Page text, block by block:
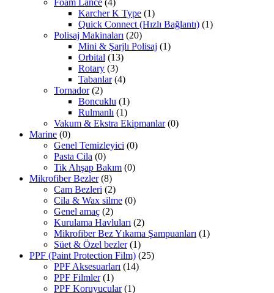
Karcher K Type (1)
Quick Connect (Hızlı Bağlantı) (1)
Polisaj Makinaları (20)
Mini & Şarjlı Polisaj (1)
Orbital (13)
Rotary (3)
Tabanlar (4)
Tornador (2)
Boncuklu (1)
Rulmanlı (1)
Vakum & Ekstra Ekipmanlar (0)
Marine (0)
Genel Temizleyici (0)
Pasta Cila (0)
Tik Ahşap Bakım (0)
Mikrofiber Bezler (8)
Cam Bezleri (2)
Cila & Wax silme (0)
Genel amaç (2)
Kurulama Havluları (2)
Mikrofiber Bez Yıkama Şampuanları (1)
Süet & Özel bezler (1)
PPF (Paint Protection Film) (25)
PPF Aksesuarları (14)
PPF Filmler (1)
PPF Koruyucular (1)